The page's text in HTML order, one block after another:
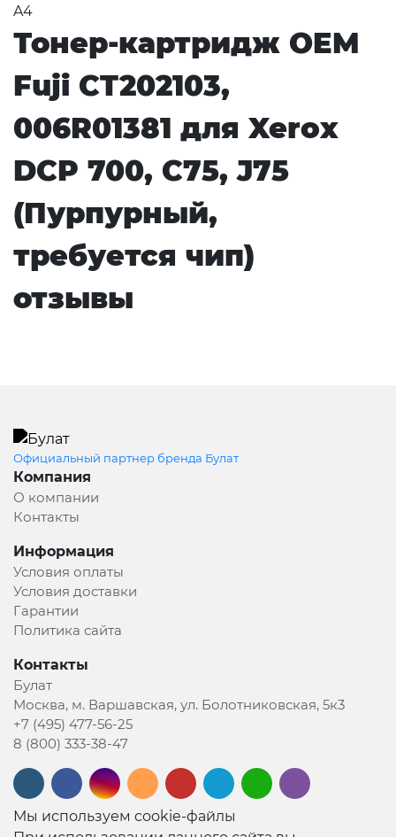
A4
Тонер-картридж OEM
Fuji CT202103,
006R01381 для Xerox
DCP 700, C75, J75
(Пурпурный,
требуется чип)
отзывы
Официальный партнер бренда Булат
Компания
О компании
Контакты
Информация
Условия оплаты
Условия доставки
Гарантии
Политика сайта
Контакты
Булат
Москва, м. Варшавская, ул. Болотниковская, 5к3
+7 (495) 477-56-25
8 (800) 333-38-47
Мы используем cookie-файлы